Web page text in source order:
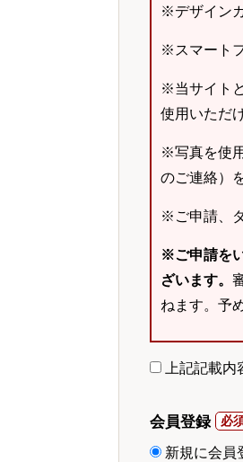
※デザイン
※スマート
※当サイト
使用いただ
※写真を使
のご連絡）
※ご申請、
※ご申請を
ざいます。
ねます。予
上記記載
会員登録
新規に会員